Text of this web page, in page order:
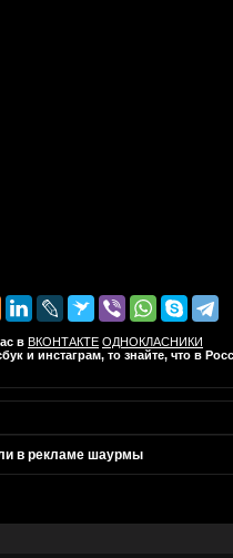
в ВКОНТАКТЕ ОДНОКЛАСНИКИ
и инстаграм, то знайте, что в
в рекламе шаурмы